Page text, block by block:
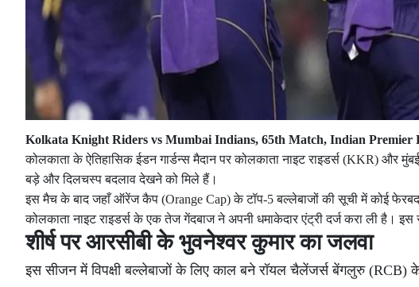
Kolkata Knight Riders vs Mumbai Indians, 65th Match, Indian Premier
कोलकाता के ऐतिहासिक ईडन गार्डन्स मैदान पर कोलकाता नाइट राइडर्स (KKR)
बड़े और दिलचस्प बदलाव देखने को मिले हैं।
इस मैच के बाद जहाँ ऑरेंज कैप (Orange Cap) के टॉप-5 बल्लेबाजों की सूची में कोई
कोलकाता नाइट राइडर्स के एक तेज गेंदबाज ने अपनी धमाकेदार एंट्री दर्ज करा ली
शीर्ष पर आरसीबी के भुवनेश्वर कुमार का जलवा
इस सीजन में विपक्षी बल्लेबाजों के लिए काल बने रॉयल चैलेंजर्स बेंगलुरु (RCB)